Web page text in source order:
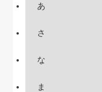
あ
さ
な
ま